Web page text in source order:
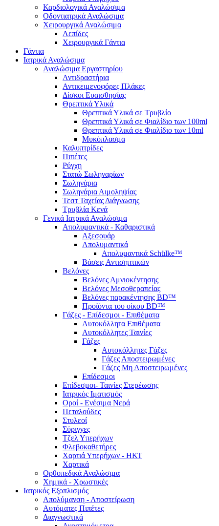
Καρδιολογικά Αναλώσιμα
Οδοντιατρικά Αναλώσιμα
Χειρουργικά Αναλώσιμα
Λεπίδες
Χειρουργικά Γάντια
Γάντια
Ιατρικά Αναλώσιμα
Αναλώσιμα Εργαστηρίου
Αντιδραστήρια
Αντικειμενοφόρες Πλάκες
Δίσκοι Ευαισθησίας
Θρεπτικά Υλικά
Θρεπτικά Υλικά σε Τρυβλίο
Θρεπτικά Υλικά σε Φιαλίδιο των 100ml
Θρεπτικά Υλικά σε Φιαλίδιο των 10ml
Μυκόπλασμα
Καλυπτρίδες
Πιπέτες
Ρύγχη
Στατώ Σωληναρίων
Σωληνάρια
Σωληνάρια Αιμοληψίας
Τεστ Ταχείας Διάγνωσης
Τρυβλία Κενά
Γενικά Ιατρικά Αναλώσιμα
Απολυμαντικά - Καθαριστικά
Αξεσουάρ
Απολυμαντικά
Απολυμαντικά Schülke™
Βάσεις Αντισηπτικών
Βελόνες
Βελόνες Αμνιοκέντησης
Βελόνες Μεσοθεραπείας
Βελόνες παρακέντησης BD™
Προϊόντα του οίκου BD™
Γάζες - Επίδεσμοι - Επιθέματα
Αυτοκόλλητα Επιθέματα
Αυτοκόλλητες Ταινίες
Γάζες
Αυτοκόλλητες Γάζες
Γάζες Αποστειρωμένες
Γάζες Μη Αποστειρωμένες
Επίδεσμοι
Επίδεσμοι- Ταινίες Στερέωσης
Ιατρικός Ιματισμός
Οροί - Ενέσιμα Νερά
Πεταλούδες
Στυλεοί
Σύριγγες
Τζελ Υπερήχων
Φλεβοκαθετήρες
Χαρτιά Υπερήχων - ΗΚΤ
Χαρτικά
Ορθοπεδικά Αναλώσιμα
Χημικά - Χρωστικές
Ιατρικός Εξοπλισμός
Απολύμανση - Αποστείρωση
Αυτόματες Πιπέτες
Διαγνωστικά